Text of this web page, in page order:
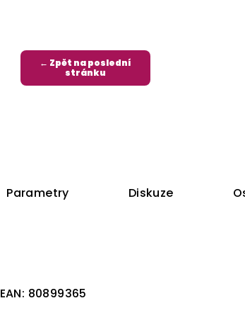
← Zpět na poslední
stránku
Parametry Diskuze
EAN: 80899365